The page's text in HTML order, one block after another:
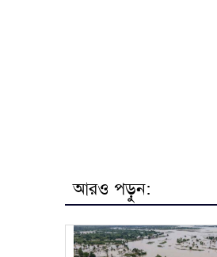
আরও পড়ুন: